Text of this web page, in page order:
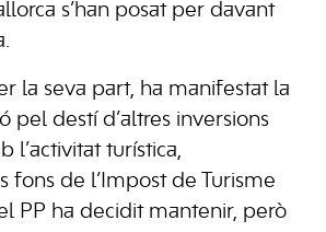
s’han posat per davant
la seva part, ha manifestat la
pel destí d’altres inversions
l’activitat turística,
fons de l’Impost de Turisme
PP ha decidit mantenir, però